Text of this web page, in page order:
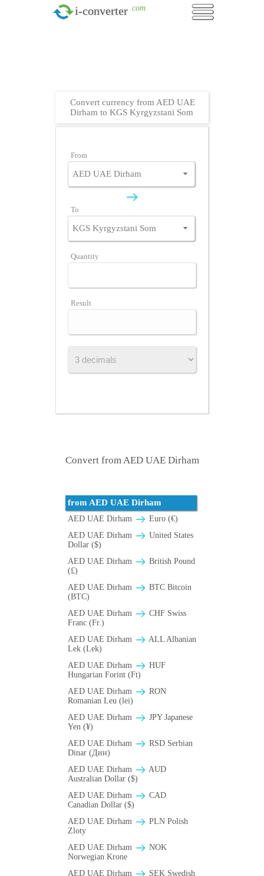
i-converter .com
Convert currency from AED UAE
Dirham to KGS Kyrgyzstani Som
From
To
Quantity
Result
Convert from AED UAE Dirham
from AED UAE Dirham
AED UAE Dirham
Euro (€)
AED UAE Dirham
United States
Dollar ($)
AED UAE Dirham
British Pound
(£)
AED UAE Dirham
BTC Bitcoin
(BTC)
AED UAE Dirham
CHF Swiss
Franc (Fr.)
AED UAE Dirham
ALL Albanian
Lek (Lek)
AED UAE Dirham
HUF
Hungarian Forint (Ft)
AED UAE Dirham
RON
Romanian Leu (lei)
AED UAE Dirham
JPY Japanese
Yen (¥)
AED UAE Dirham
RSD Serbian
Dinar (Дин)
AED UAE Dirham
AUD
Australian Dollar ($)
AED UAE Dirham
CAD
Canadian Dollar ($)
AED UAE Dirham
PLN Polish
Zloty
AED UAE Dirham
NOK
Norwegian Krone
AED UAE Dirham
SEK Swedish